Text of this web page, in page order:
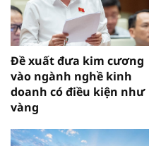
Đề xuất đưa kim cương
vào ngành nghề kinh
doanh có điều kiện như
vàng